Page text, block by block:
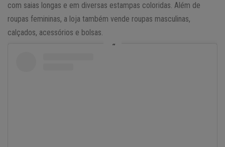
com saias longas e em diversas estampas coloridas. Além de
roupas femininas, a loja também vende roupas masculinas,
calçados, acessórios e bolsas.